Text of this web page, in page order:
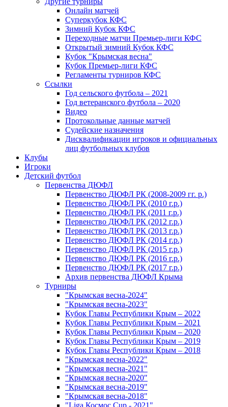
Онлайн матчей
Суперкубок КФС
Зимний Кубок КФС
Переходные матчи Премьер-лиги КФС
Открытый зимний Кубок КФС
Кубок "Крымская весна"
Кубок Премьер-лиги КФС
Регламенты турниров КФС
Ссылки
Год сельского футбола – 2021
Год ветеранского футбола – 2020
Видео
Протокольные данные матчей
Судейские назначения
Дисквалификации игроков и официальных
лиц футбольных клубов
Клубы
Игроки
Детский футбол
Первенства ДЮФЛ
Первенство ДЮФЛ РК (2008-2009 гг. р.)
Первенство ДЮФЛ РК (2010 г.р.)
Первенство ДЮФЛ РК (2011 г.р.)
Первенство ДЮФЛ РК (2012 г.р.)
Первенство ДЮФЛ РК (2013 г.р.)
Первенство ДЮФЛ РК (2014 г.р.)
Первенство ДЮФЛ РК (2015 г.р.)
Первенство ДЮФЛ РК (2016 г.р.)
Первенство ДЮФЛ РК (2017 г.р.)
Архив первенства ДЮФЛ Крыма
Турниры
"Крымская весна-2024"
"Крымская весна-2023"
Кубок Главы Республики Крым – 2022
Кубок Главы Республики Крым – 2021
Кубок Главы Республики Крым – 2020
Кубок Главы Республики Крым – 2019
Кубок Главы Республики Крым – 2018
"Крымская весна-2022"
"Крымская весна-2021"
"Крымская весна-2020"
"Крымская весна-2019"
"Крымская весна-2018"
"Liga Космос Cup - 2021"